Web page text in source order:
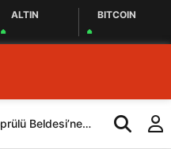
ALTIN BITCOIN
Beldesi’ne
CHP,